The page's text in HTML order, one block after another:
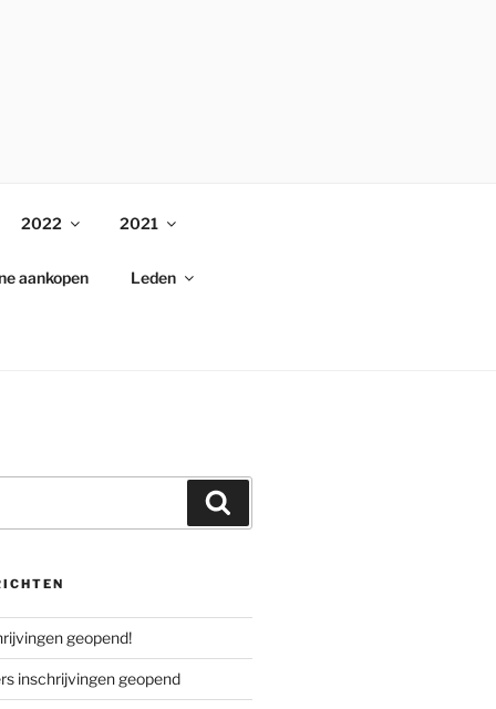
2022 2021
aankopen Leden
geopend!
inschrijvingen geopend